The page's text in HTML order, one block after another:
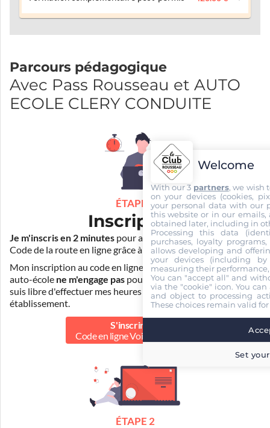
Parcours pédagogique
Avec Pass Rousseau et AUTO
ECOLE CLERY CONDUITE
ÉTAPE 1
Inscription
Je m'inscris en 2 minutes pour accéder à ma formation au
Code de la route en ligne grâce à
Pass Rousseau Voiture.
Mon inscription au code en ligne voiture auprès de mon
auto-école ne m'engage pas pour la suite de ma formation. Je
suis libre d'effectuer mes heures de conduite dans un autre
établissement.
S'inscrire au
Code en ligne Voiture
ÉTAPE 2
Welcome
With our 3 partners, we wish
on your devices (cookies,
your personal data with our
this website or in our emails,
obtained later, including in
Processing this data
purchases, loyalty
allows developing and
your devices (including
measuring their
You can "accept all" and
via the "cookie" icon. You
and object to processing
These choices remain valid
Set